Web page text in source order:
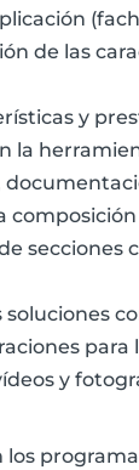
de las
y
la
secciones
soluciones
para
y
los